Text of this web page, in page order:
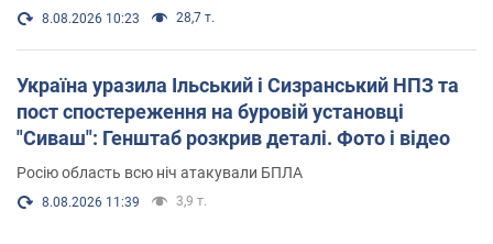
8.08.2026 10:23 28,7 т.
Україна уразила Ільський і Сизранський НПЗ та
пост спостереження на буровій установці
"Сиваш": Генштаб розкрив деталі. Фото і відео
Росію область всю ніч атакували БПЛА
8.08.2026 11:39 3,9 т.